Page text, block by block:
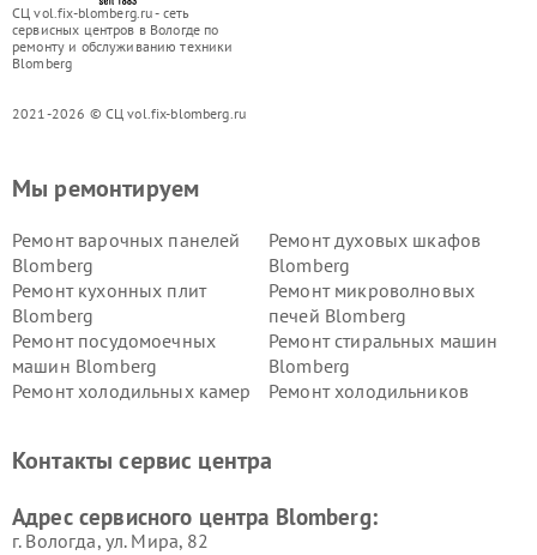
СЦ vol.fix-blomberg.ru - сеть
сервисных центров в Вологде по
ремонту и обслуживанию техники
Blomberg
2021-2026 © СЦ vol.fix-blomberg.ru
Мы ремонтируем
Ремонт варочных панелей
Blomberg
Ремонт духовых шкафов
Blomberg
Ремонт кухонных плит
Blomberg
Ремонт микроволновых
печей Blomberg
Ремонт посудомоечных
машин Blomberg
Ремонт стиральных машин
Blomberg
Ремонт холодильных камер
Ремонт холодильников
Контакты сервис центра
Адрес сервисного центра Blomberg:
г. Вологда, ул. Мира, 82